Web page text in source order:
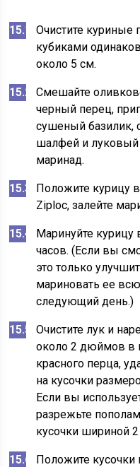
Очистите куриные
кубиками
около 5 см.
Смешайте
черный перец,
сушеный базилик,
шалфей и луковый
маринад.
Положите курицу
Ziploc, залейте
Маринуйте курицу
часов. (Если вы
это только
мариновать ее
следующий день.)
Очистите лук и
около 2 дюймов в
красного перца,
на кусочки
Если вы
разрежьте
кусочки шириной
Положите кусочки